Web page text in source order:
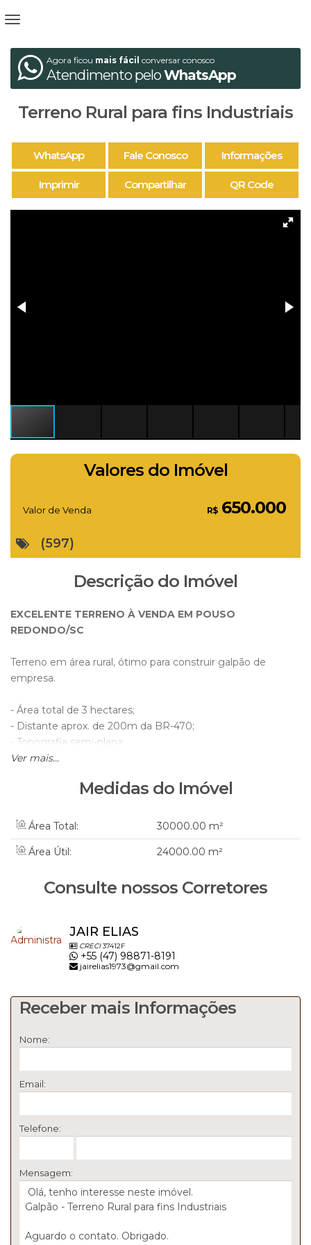
Agora ficou mais fácil conversar conosco
Atendimento peloWhatsApp
Terreno Rural para fins Industriais
WhatsApp Fale Conosco Informações
Imprimir Compartilhar QR Code
Valores do Imóvel
R$650.000
Valor de Venda
(597)
Descrição do Imóvel
EXCELENTE TERRENO À VENDA EM POUSO
REDONDO/SC
Terreno em área rural, ótimo para construir galpão de
empresa.
- Área total de 3 hectares;
- Distante aprox. de 200m da BR-470;
- Topografia semi-plana;
- Localidade de Aterrado Torto.
Valor Total: R$ 650.000,00
Obs.: Preço sujeito a alterações, sem aviso prévio
Gostou, agende uma visita
WHATS.: 47 98871-8191
Corretor de Imóveis
CRECI/SC 37412F
www.jairimobiliaria.com.br
Ver mais...
Medidas do Imóvel
Área Total: 30000.00 m²
Área Útil: 24000.00 m²
Consulte nossos Corretores
JAIR ELIAS
CRECI37412F
+55 (47) 98871-8191
jairelias1973@gmail.com
Receber mais Informações
Nome:
Email:
Telefone:
Mensagem: